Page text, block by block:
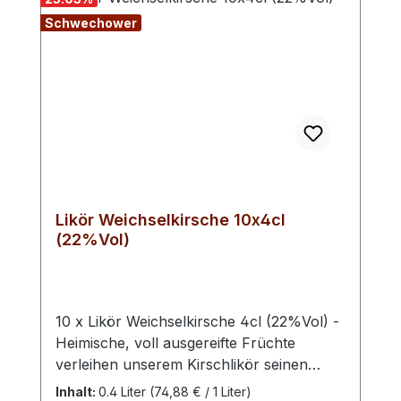
Schwechower
Likör Weichselkirsche 10x4cl
(22%Vol)
10 x Likör Weichselkirsche 4cl (22%Vol) -
Heimische, voll ausgereifte Früchte
verleihen unserem Kirschlikör seinen
einzigartigen Charakter und die trockene
Inhalt: 0.4 Liter (74,88 € / 1 Liter)